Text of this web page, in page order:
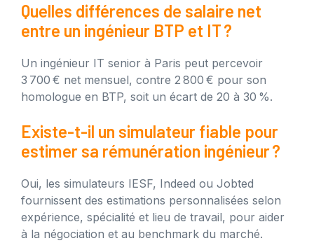
Quelles différences de salaire net
entre un ingénieur BTP et IT ?
Un ingénieur IT senior à Paris peut percevoir
3 700 € net mensuel, contre 2 800 € pour son
homologue en BTP, soit un écart de 20 à 30 %.
Existe-t-il un simulateur fiable pour
estimer sa rémunération ingénieur ?
Oui, les simulateurs IESF, Indeed ou Jobted
fournissent des estimations personnalisées selon
expérience, spécialité et lieu de travail, pour aider
à la négociation et au benchmark du marché.